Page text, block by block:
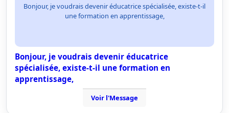
Bonjour, je voudrais devenir éducatrice spécialisée, existe-t-il
une formation en apprentissage,
Bonjour, je voudrais devenir éducatrice
spécialisée, existe-t-il une formation en
apprentissage,
Voir l'Message